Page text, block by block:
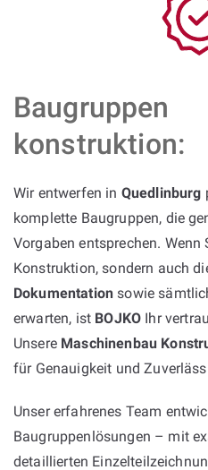
Baugruppen
konstruktion:
Wir entwerfen in Quedlinburg
komplette Baugruppen, die
Vorgaben entsprechen. Wenn
Konstruktion, sondern auch
Dokumentation sowie
erwarten, ist BOJKO Ihr
Unsere Maschinenbau
für Genauigkeit und
Unser erfahrenes Team
Baugruppenlösungen – mit
detaillierten